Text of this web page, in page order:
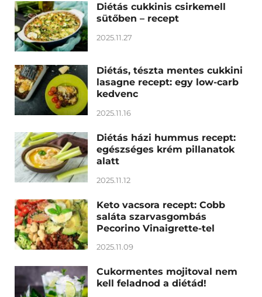
Diétás cukkinis csirkemell
sütőben – recept
2025.11.27
Diétás, tészta mentes cukkini
lasagne recept: egy low-carb
kedvenc
2025.11.16
Diétás házi hummus recept:
egészséges krém pillanatok
alatt
2025.11.12
Keto vacsora recept: Cobb
saláta szarvasgombás
Pecorino Vinaigrette-tel
2025.11.09
Cukormentes mojitoval nem
kell feladnod a diétád!